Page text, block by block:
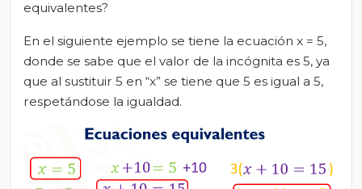
equivalentes?
En el siguiente ejemplo se tiene la ecuación x = 5,
donde se sabe que el valor de la incógnita es 5, ya
que al sustituir 5 en “x” se tiene que 5 es igual a 5,
respetándose la igualdad.